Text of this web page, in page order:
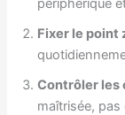
périphérique
Fixer le point
Contrôler les
maîtrisée,